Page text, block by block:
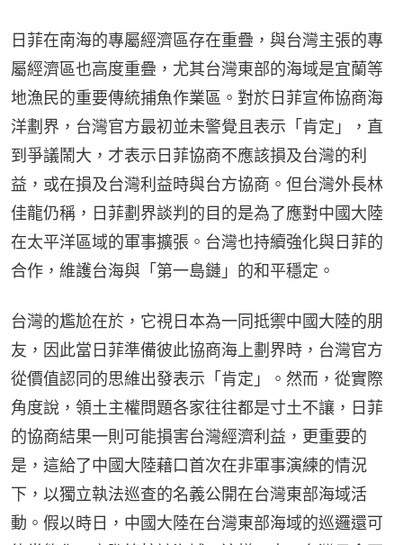
日菲在南海的專屬經濟區存在重疊，與台灣主張的專
屬經濟區也高度重疊，尤其台灣東部的海域是宜蘭等
地漁民的重要傳統捕魚作業區。對於日菲宣佈協商海
洋劃界，台灣官方最初並未警覺且表示「肯定」，直
到爭議鬧大，才表示日菲協商不應該損及台灣的利
益，或在損及台灣利益時與台方協商。但台灣外長林
佳龍仍稱，日菲劃界談判的目的是為了應對中國大陸
在太平洋區域的軍事擴張。台灣也持續強化與日菲的
合作，維護台海與「第一島鏈」的和平穩定。
台灣的尷尬在於，它視日本為一同抵禦中國大陸的朋
友，因此當日菲準備彼此協商海上劃界時，台灣官方
從價值認同的思維出發表示「肯定」。然而，從實際
角度說，領土主權問題各家往往都是寸土不讓，日菲
的協商結果一則可能損害台灣經濟利益，更重要的
是，這給了中國大陸藉口首次在非軍事演練的情況
下，以獨立執法巡查的名義公開在台灣東部海域活
動。假以時日，中國大陸在台灣東部海域的巡邏還可